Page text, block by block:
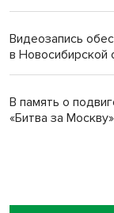
Видеозапись
в Новосибирской
В память о
«Битва за Москву»